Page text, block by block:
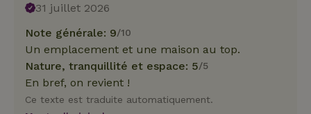
31 juillet 2026
Note générale: 9/10
Un emplacement et une maison au top.
Nature, tranquillité et espace: 5/5
En bref, on revient !
Ce texte est traduite automatiquement.